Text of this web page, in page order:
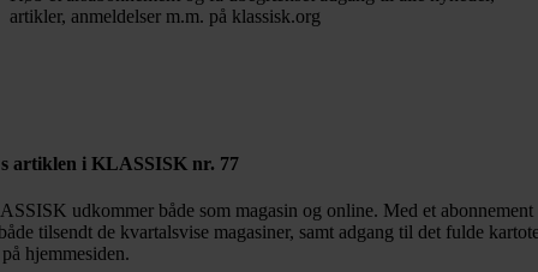
artikler, anmeldelser m.m. på klassisk.org
artiklen i KLASSISK nr. 77
udkommer både som magasin og online. Med et abonnement
tilsendt de kvartalsvise magasiner, samt adgang til det fulde
hjemmesiden.